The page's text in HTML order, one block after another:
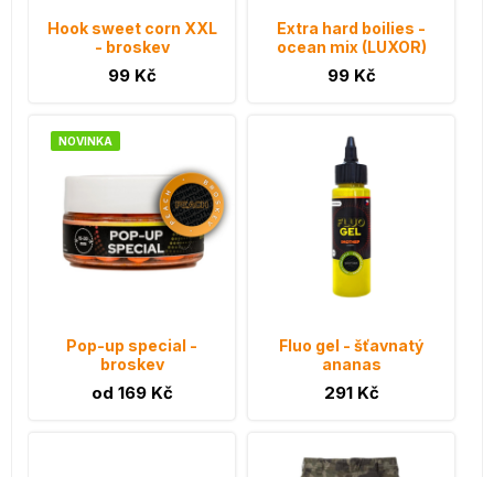
Hook sweet corn XXL
- broskev
99 Kč
Extra hard boilies -
ocean mix (LUXOR)
99 Kč
NOVINKA
Pop-up special -
broskev
od 169 Kč
Fluo gel - šťavnatý
ananas
291 Kč